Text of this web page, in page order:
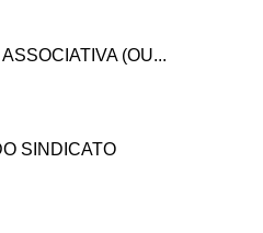
(OU...
SINDICATO